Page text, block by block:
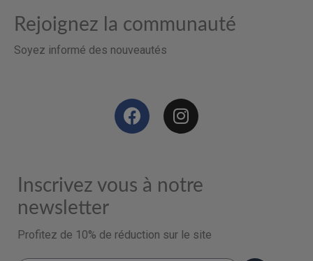
Rejoignez la communauté
Soyez informé des nouveautés
Inscrivez vous à notre
newsletter
Profitez de 10% de réduction sur le site